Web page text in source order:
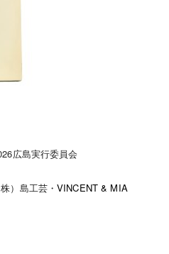
広島実行委員会
株）島工芸・VINCENT & MIA